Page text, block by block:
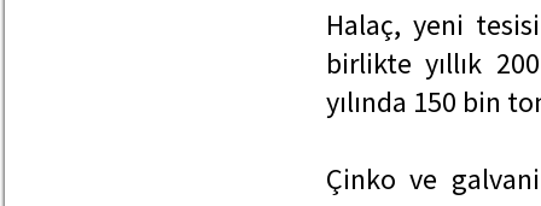
Halaç, yeni
birlikte yıllık
yılında 150 bin
Çinko ve